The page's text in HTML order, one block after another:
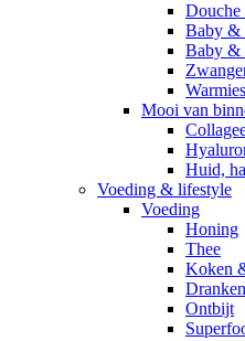
Baby &
Baby &
Warmies
Mooi van
Huid,
Voeding & lifestyle
Voeding
Honing
Thee
Koken
Dranken
Ontbijt